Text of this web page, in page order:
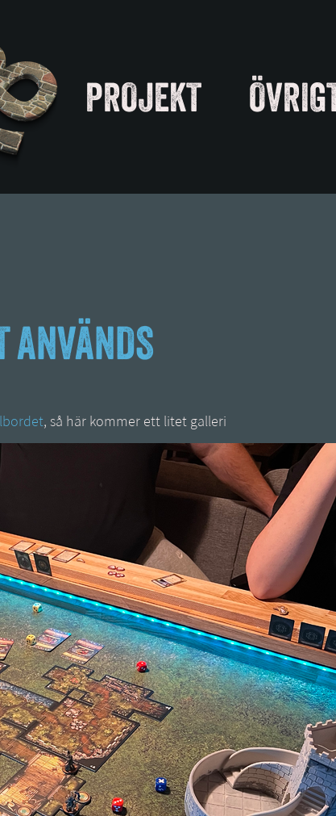
PROJEKT
ANVÄNDS
, så här kommer ett litet galleri